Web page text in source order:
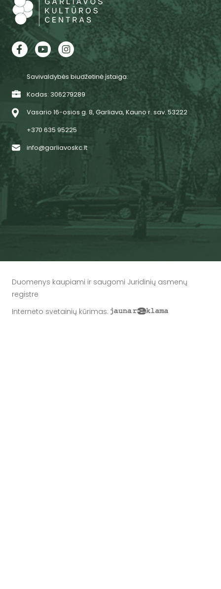
Savivaldybės biudžetinė įstaiga.
Kodas: 306279289
Vasario 16-osios g. 8, Garliava, Kauno r. sav. 53222
+370 635 95225
info@garliavoskc.lt
Duomenys kaupiami ir saugomi Juridinių asmenų
registre
Interneto svetainių kūrimas: